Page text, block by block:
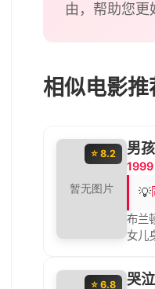
由，帮助您更
相似电影推
⭐ 8.2 男
1999
💡
布兰
女儿
认
前男
⭐ 6.8 哭